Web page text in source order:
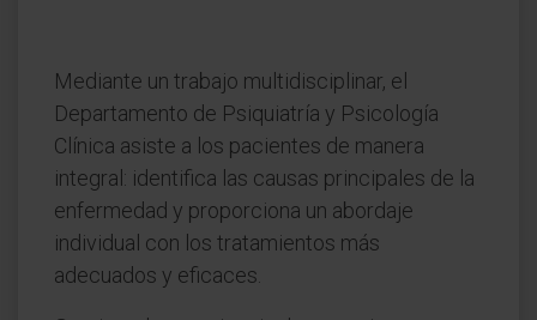
Mediante un trabajo multidisciplinar, el
Departamento de Psiquiatría y Psicología
Clínica asiste a los pacientes de manera
integral: identifica las causas principales de la
enfermedad y proporciona un abordaje
individual con los tratamientos más
adecuados y eficaces.